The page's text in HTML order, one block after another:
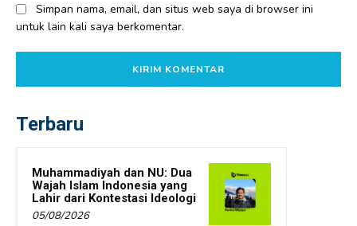
Simpan nama, email, dan situs web saya di browser ini
untuk lain kali saya berkomentar.
Terbaru
Muhammadiyah dan NU: Dua
Wajah Islam Indonesia yang
Lahir dari Kontestasi Ideologi
05/08/2026